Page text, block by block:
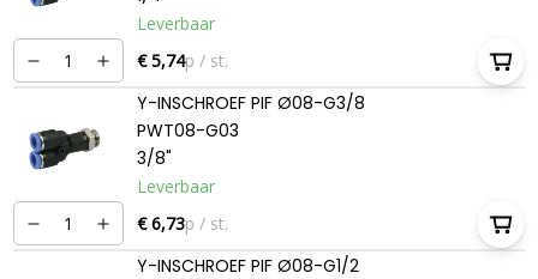
Leverbaar
€ 5,74p / st.
Y-INSCHROEF PIF Ø08-G3/8
PWT08-G03
3/8"
Leverbaar
€ 6,73p / st.
Y-INSCHROEF PIF Ø08-G1/2